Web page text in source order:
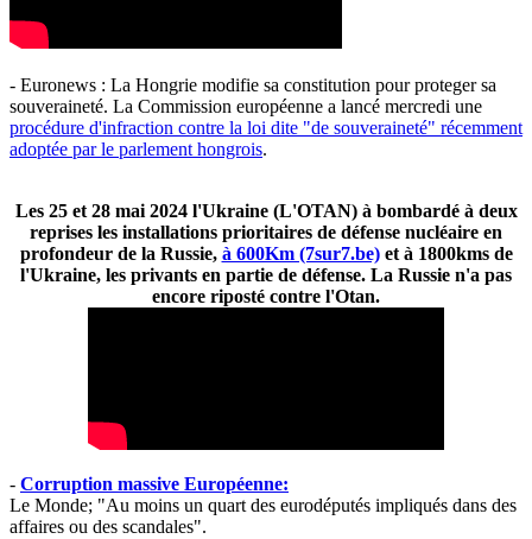
- Euronews : La Hongrie modifie sa constitution pour proteger sa
souveraineté. La Commission européenne a lancé mercredi une
procédure d'infraction contre la loi dite "de souveraineté" récemment
adoptée par le parlement hongrois.
Les 25 et 28 mai 2024 l'Ukraine (L'OTAN) à bombardé à deux
reprises les installations prioritaires de défense nucléaire en
profondeur de la Russie, à 600Km (7sur7.be)et à 1800kms de
l'Ukraine, les privants en partie de défense. La Russie n'a pas
encore riposté contre l'Otan.
- Corruption massive Européenne:
Le Monde; "Au moins un quart des eurodéputés impliqués dans des
affaires ou des scandales".